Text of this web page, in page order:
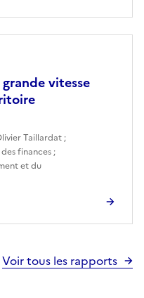
vitesse
Taillardat ;
finances ;
et du
Voir tous les rapports